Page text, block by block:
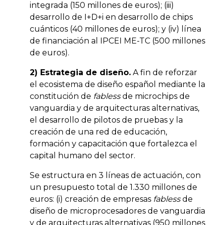
integrada (150 millones de euros); (iii)
desarrollo de I+D+i en desarrollo de chips
cuánticos (40 millones de euros); y (iv) línea
de financiación al IPCEI ME-TC (500 millones
de euros).
2) Estrategia de diseño. A fin de reforzar
el ecosistema de diseño español mediante la
constitución de fablessde microchips de
vanguardia y de arquitecturas alternativas,
el desarrollo de pilotos de pruebas y la
creación de una red de educación,
formación y capacitación que fortalezca el
capital humano del sector.
Se estructura en 3 líneas de actuación, con
un presupuesto total de 1.330 millones de
euros: (i) creación de empresas fablessde
diseño de microprocesadores de vanguardia
y de arquitecturas alternativas (950 millones